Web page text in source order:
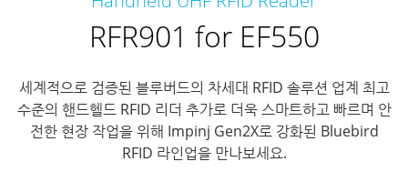
RFR901 for EF550
세계적으로 검증된 블루버드의 차세대 RFID 솔루션 업계 최고
수준의 핸드헬드 RFID 리더 추가로 더욱 스마트하고 빠르며 안
전한 현장 작업을 위해 Impinj Gen2X로 강화된 Bluebird
RFID 라인업을 만나보세요.